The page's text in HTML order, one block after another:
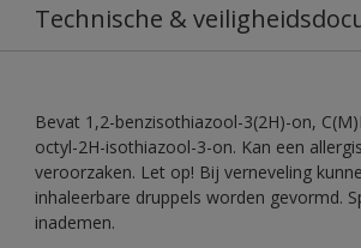
Technische &
Bevat 1,2-benzisothiazool-3(2H)-on,
octyl-2H-isothiazool-3-on. Kan een
veroorzaken. Let op! Bij verneveling
inhaleerbare druppels worden gevormd.
inademen.